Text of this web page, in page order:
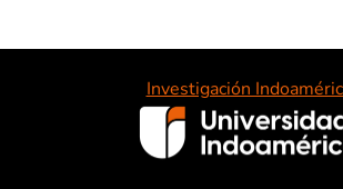
Investigación